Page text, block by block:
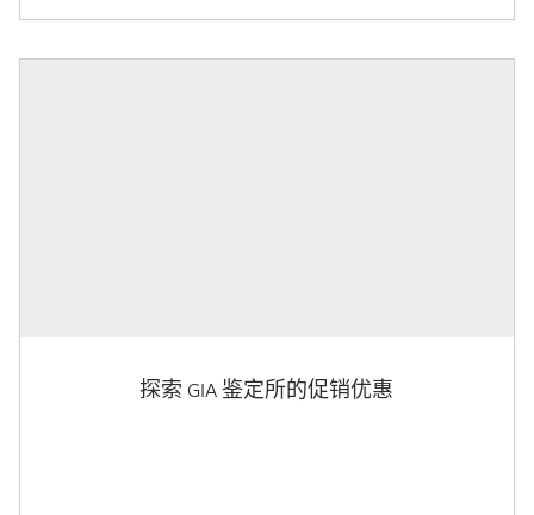
探索 GIA 鉴定所的促销优惠